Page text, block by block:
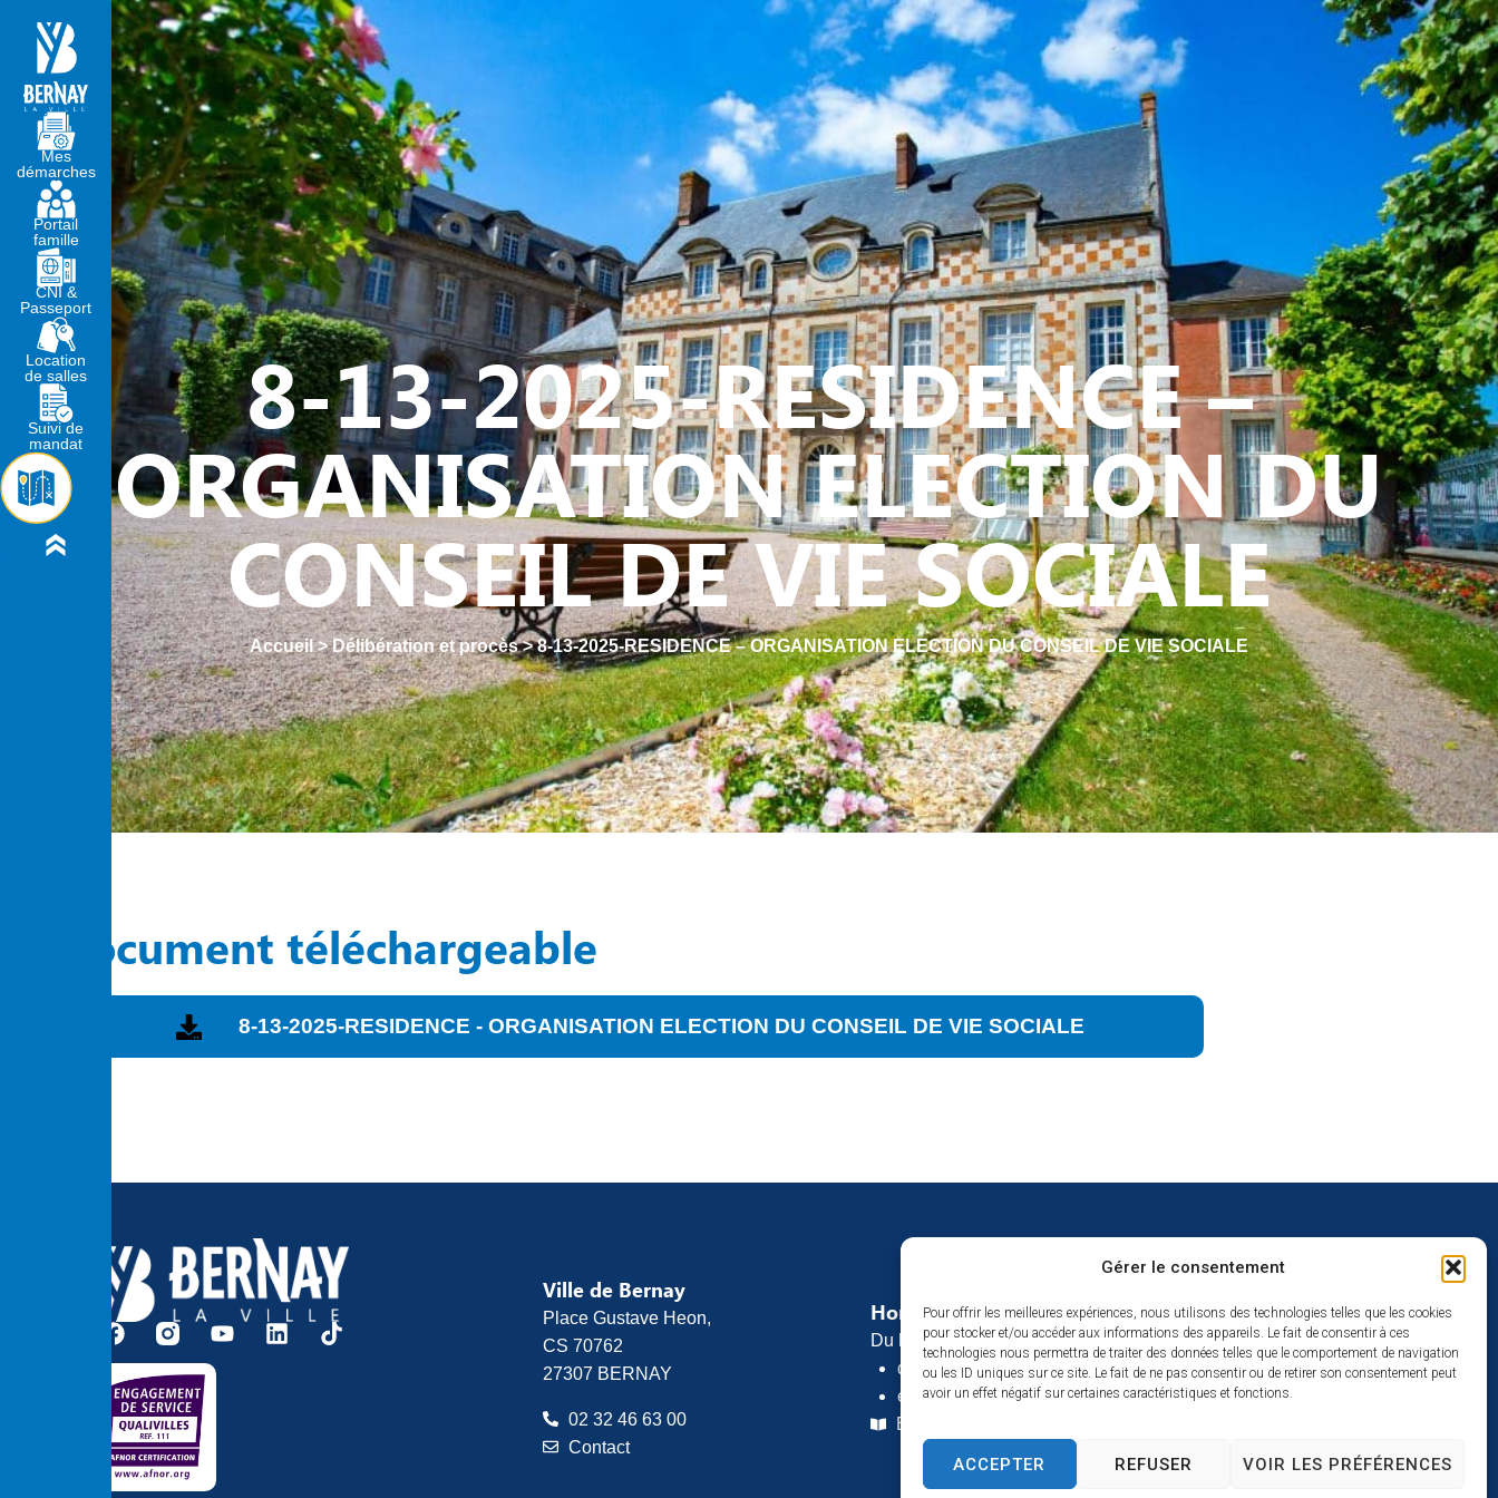
Gérer le consentement
Pour offrir les meilleures expériences, nous utilisons des technologies telles que les cookies
pour stocker et/ou accéder aux informations des appareils. Le fait de consentir à ces
technologies nous permettra de traiter des données telles que le comportement de navigation
ou les ID uniques sur ce site. Le fait de ne pas consentir ou de retirer son consentement peut
avoir un effet négatif sur certaines caractéristiques et fonctions.
ACCEPTER REFUSER VOIR LES PRÉFÉRENCES
MA MAIRIE VIVRE À BERNAY ACTION SOCIALE VIE ASSOCIATIVE - SPORTIVE
8-13-2025-RESIDENCE –
ORGANISATION ELECTION DU
CONSEIL DE VIE SOCIALE
Accueil>Délibération et procès>8-13-2025-RESIDENCE – ORGANISATION ELECTION DU CONSEIL DE VIE SOCIALE
Document téléchargeable
8-13-2025-RESIDENCE - ORGANISATION ELECTION DU CONSEIL DE VIE SOCIALE
Mes
démarches
Portail
famille
CNI &
Passeport
Location
de salles
Suivi de
mandat
Ville de Bernay
Place Gustave Heon,
CS 70762
27307 BERNAY
02 32 46 63 00
Contact
Horaires d’ouverture
Du lundi au vendredi :
de 8h30 à 12h
et de 13h30 à 17h
Espace presse